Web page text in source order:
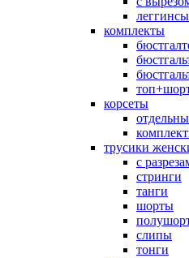
леггинсы
комплекты
корсеты
трусики
с
стринги
танги
шорты
слипы
тонги